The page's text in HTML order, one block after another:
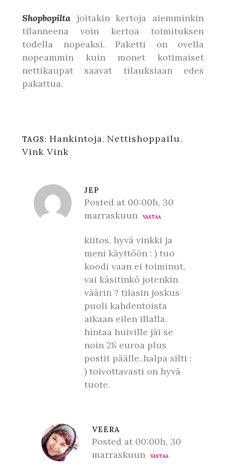
Shopbopilta joitakin kertoja aiemminkin
tilanneena voin kertoa toimituksen
todella nopeaksi. Paketti on ovella
nopeammin kuin monet kotimaiset
nettikaupat saavat tilauksiaan edes
pakattua.
TAGS: Hankintoja, Nettishoppailu,
Vink Vink
JEP
Posted at 00:00h, 30
marraskuun
VASTAA
kiitos, hyvä vinkki ja
meni käyttöön : ) tuo
koodi vaan ei toiminut,
vai käsitinkö jotenkin
väärin ? tilasin joskus
puoli kahdentoista
aikaan eilen illalla.
hintaa huiville jäi se
noin 28 euroa plus
postit päälle..halpa silti :
) toivottavasti on hyvä
tuote.
VEERA
Posted at 00:00h, 30
marraskuun
VASTAA